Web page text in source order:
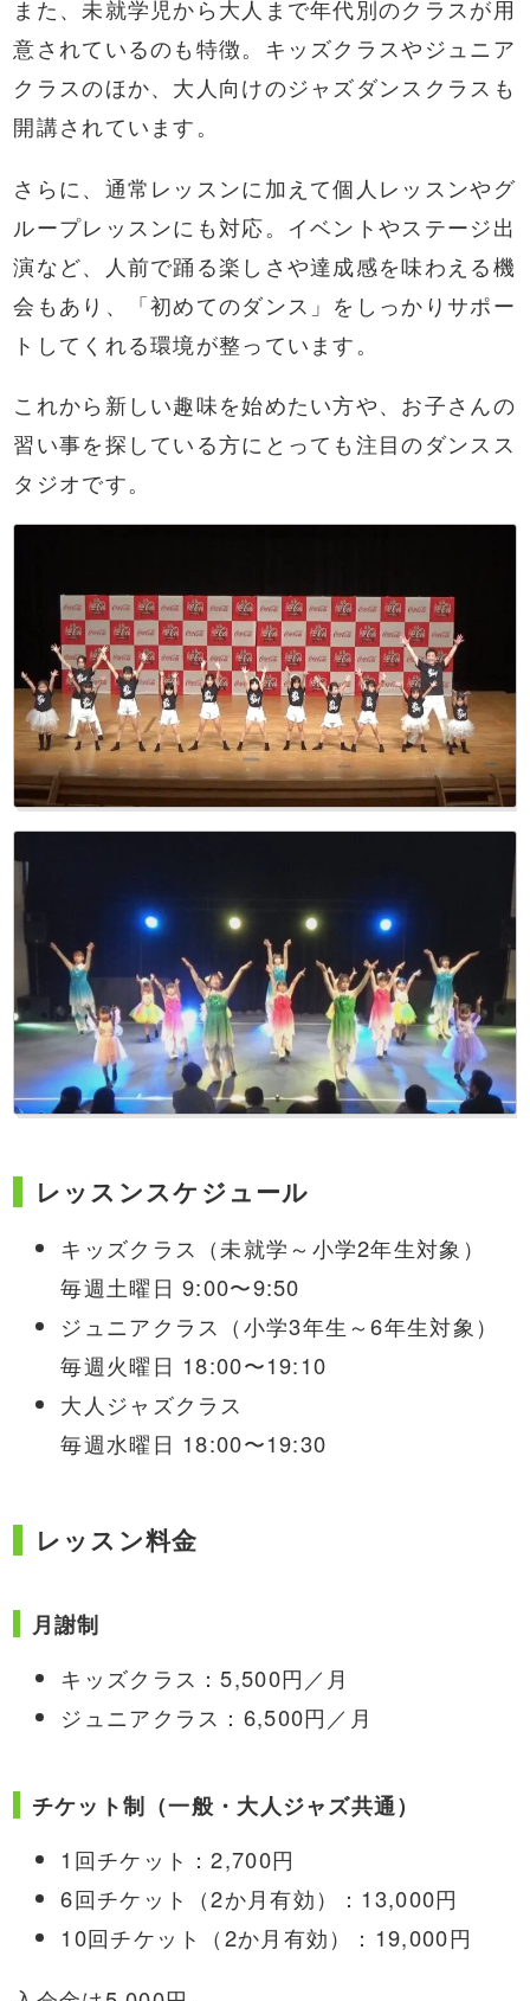
また、未就学児から大人まで年代別のクラスが用
意されているのも特徴。キッズクラスやジュニア
クラスのほか、大人向けのジャズダンスクラスも
開講されています。
さらに、通常レッスンに加えて個人レッスンやグ
ループレッスンにも対応。イベントやステージ出
演など、人前で踊る楽しさや達成感を味わえる機
会もあり、「初めてのダンス」をしっかりサポー
トしてくれる環境が整っています。
これから新しい趣味を始めたい方や、お子さんの
習い事を探している方にとっても注目のダンスス
タジオです。
レッスンスケジュール
キッズクラス（未就学～小学2年生対象）
毎週土曜日 9:00〜9:50
ジュニアクラス（小学3年生～6年生対象）
毎週火曜日 18:00〜19:10
大人ジャズクラス
毎週水曜日 18:00〜19:30
レッスン料金
月謝制
キッズクラス：5,500円／月
ジュニアクラス：6,500円／月
チケット制（一般・大人ジャズ共通）
1回チケット：2,700円
6回チケット（2か月有効）：13,000円
10回チケット（2か月有効）：19,000円